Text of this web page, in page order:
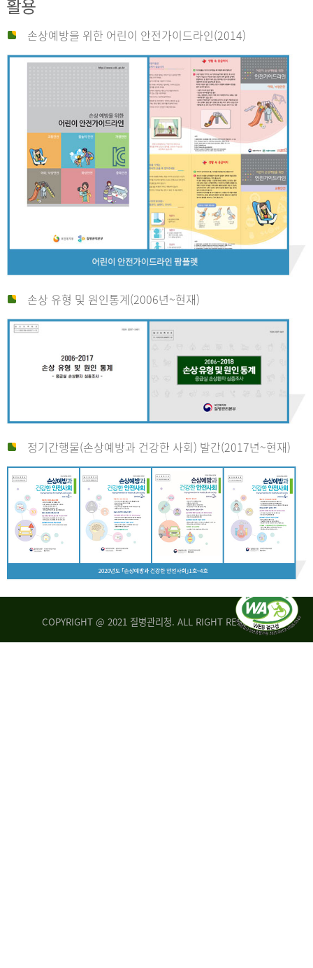
활용
손상예방을 위한 어린이 안전가이드라인(2014)
손상 유형 및 원인통계(2006년~현재)
정기간행물(손상예방과 건강한 사회) 발간(2017년~현재)
COPYRIGHT @ 2021 질병관리청. ALL RIGHT RESERVED